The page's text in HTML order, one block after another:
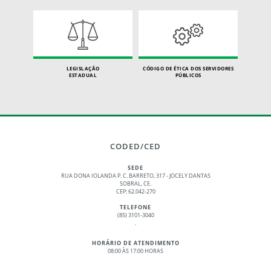
LEGISLAÇÃO
ESTADUAL
CÓDIGO DE ÉTICA DOS SERVIDORES
PÚBLICOS
CODED/CED
SEDE
RUA DONA IOLANDA P. C. BARRETO, 317 - JOCELY DANTAS
SOBRAL, CE.
CEP: 62.042-270
TELEFONE
(85) 3101-3040
.
HORÁRIO DE ATENDIMENTO
08:00 ÀS 17:00 HORAS